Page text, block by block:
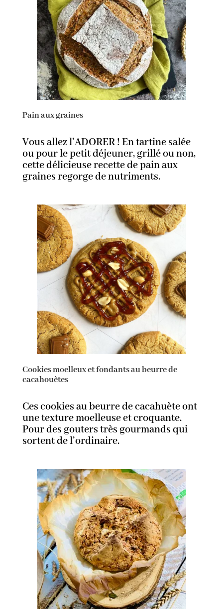
Pain aux graines
Vous allez l’ADORER ! En tartine salée
ou pour le petit déjeuner, grillé ou non,
cette délicieuse recette de pain aux
graines regorge de nutriments.
Cookies moelleux et fondants au beurre de
cacahouètes
Ces cookies au beurre de cacahuète ont
une texture moelleuse et croquante.
Pour des gouters très gourmands qui
sortent de l’ordinaire.